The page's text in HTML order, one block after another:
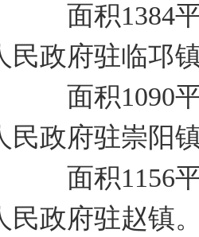
1384平方
民政府驻临邛
1090平方
民政府驻崇阳
1156平方
民政府驻赵镇